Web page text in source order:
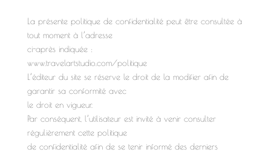
La présente politique de confidentialité peut être consultée à
tout moment à l’adresse
ci-après indiquée :
www.travelartstudio.com/politique
L’éditeur du site se réserve le droit de la modifier afin de
garantir sa conformité avec
le droit en vigueur.
Par conséquent, l’utilisateur est invité à venir consulter
régulièrement cette politique
de confidentialité afin de se tenir informé des derniers